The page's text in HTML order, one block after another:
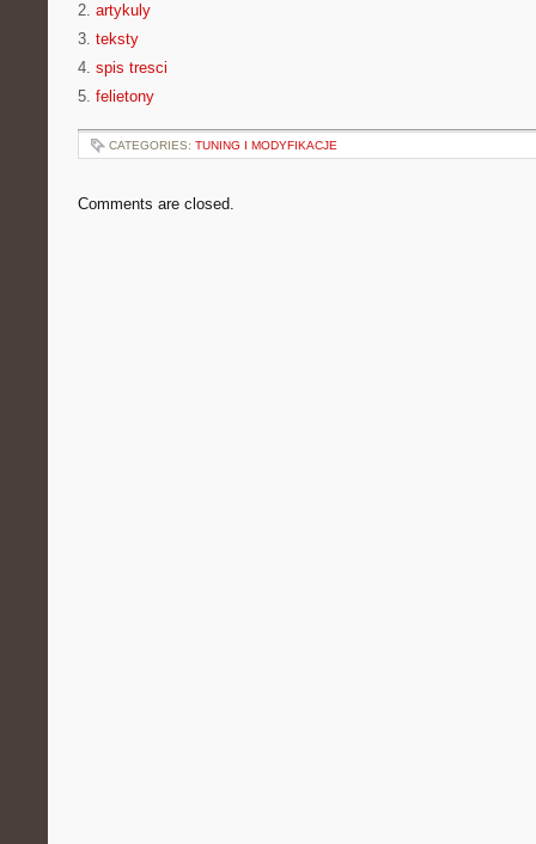
2. artykuly
3. teksty
4. spis tresci
5. felietony
CATEGORIES: TUNING I MODYFIKACJE
Comments are closed.